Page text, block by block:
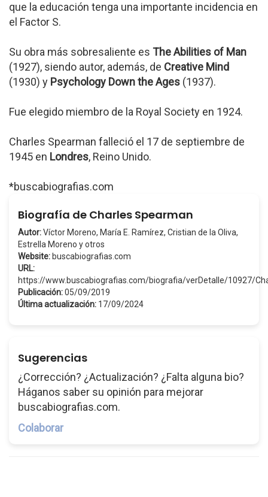
que la educación tenga una importante incidencia en
el Factor S.
Su obra más sobresaliente es The Abilities of Man
(1927), siendo autor, además, de Creative Mind
(1930) y Psychology Down the Ages (1937).
Fue elegido miembro de la Royal Society en 1924.
Charles Spearman falleció el 17 de septiembre de
1945 en Londres, Reino Unido.
*buscabiografias.com
Biografía de Charles Spearman
Autor:Víctor Moreno, María E. Ramírez, Cristian de la Oliva,
Estrella Moreno y otros
Website: buscabiografias.com
URL:
https://www.buscabiografias.com/biografia/verDetalle/10927/
Publicación:05/09/2019
Última actualización: 17/09/2024
Sugerencias
¿Corrección? ¿Actualización? ¿Falta alguna bio?
Háganos saber su opinión para mejorar
buscabiografias.com.
Colaborar